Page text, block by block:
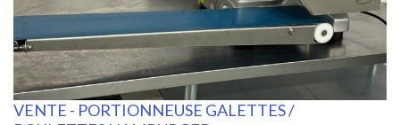
VENTE - PORTIONNEUSE GALETTES /